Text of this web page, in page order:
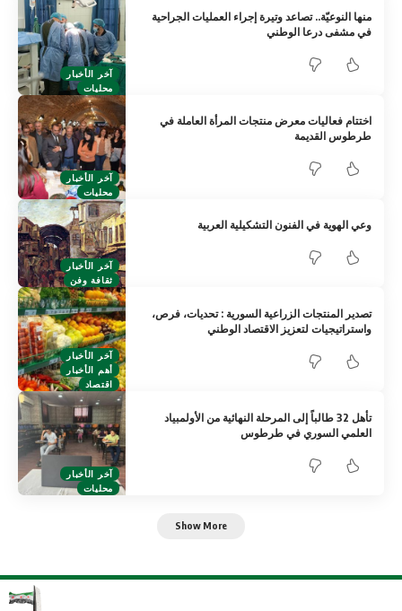
آخر الأخبار
محليات
منها النوعيّة.. تصاعد وتيرة إجراء العمليات الجراحية
في مشفى درعا الوطني
آخر الأخبار
محليات
اختتام فعاليات معرض منتجات المرأة العاملة في
طرطوس القديمة
آخر الأخبار
ثقافة وفن
وعي الهوية في الفنون التشكيلية العربية
آخر الأخبار
أهم الأخبار
اقتصاد
تصدير المنتجات الزراعية السورية : تحديات، فرص،
واستراتيجيات لتعزيز الاقتصاد الوطني
آخر الأخبار
محليات
تأهل 32 طالباً إلى المرحلة النهائية من الأولمبياد
العلمي السوري في طرطوس
Show More